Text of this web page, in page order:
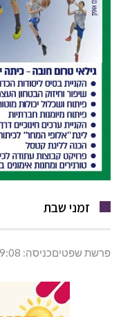
זמני שבת
פרשת שפטיםכניסה: 19:08 יציאה: 20:04